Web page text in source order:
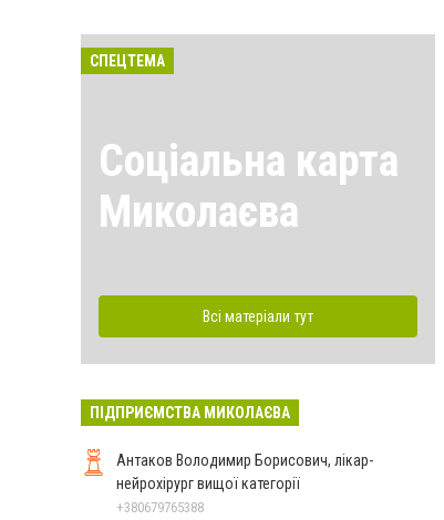
СПЕЦТЕМА
Соціальна карта
Миколаєва
Всі матеріали тут
ПІДПРИЄМСТВА МИКОЛАЄВА
Антаков Володимир Борисович, лікар-
нейрохірург вищої категорії
+380679765388